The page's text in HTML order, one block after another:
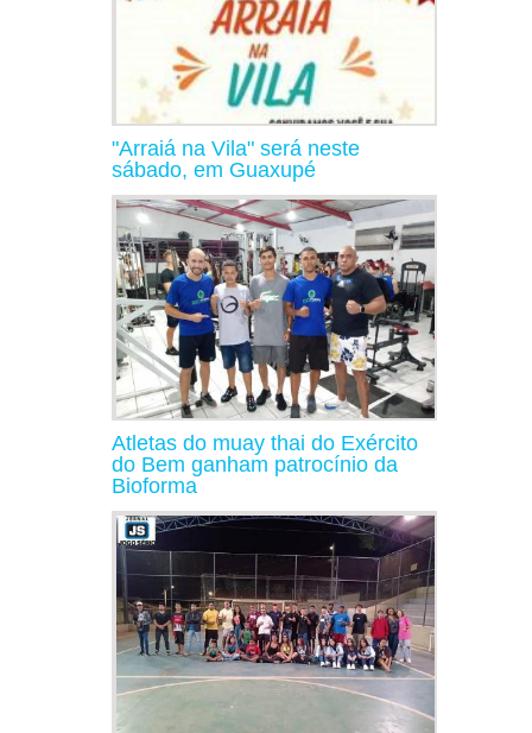
"Arraiá na Vila" será neste
sábado, em Guaxupé
Atletas do muay thai do Exército
do Bem ganham patrocínio da
Bioforma